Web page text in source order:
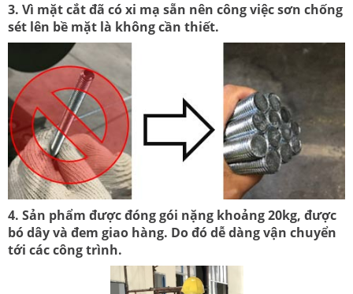
3. Vì mặt cắt đã có xi mạ sẵn nên công việc sơn chống
sét lên bề mặt là không cần thiết.
4. Sản phẩm được đóng gói nặng khoảng 20kg, được
bó dây và đem giao hàng. Do đó dễ dàng vận chuyển
tới các công trình.